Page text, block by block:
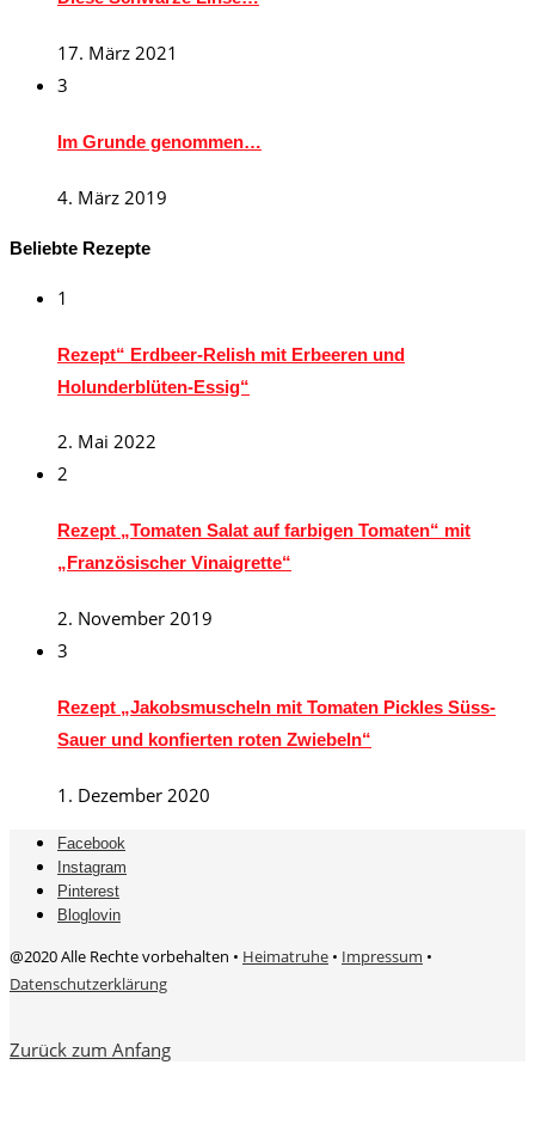
17. März 2021
3
Im Grunde genommen…
4. März 2019
Beliebte Rezepte
1
Rezept“ Erdbeer-Relish mit Erbeeren und
Holunderblüten-Essig“
2. Mai 2022
2
Rezept „Tomaten Salat auf farbigen Tomaten“ mit
„Französischer Vinaigrette“
2. November 2019
3
Rezept „Jakobsmuscheln mit Tomaten Pickles Süss-
Sauer und konfierten roten Zwiebeln“
1. Dezember 2020
Facebook
Instagram
Pinterest
Bloglovin
@2020 Alle Rechte vorbehalten • Heimatruhe • Impressum •
Datenschutzerklärung
Zurück zum Anfang